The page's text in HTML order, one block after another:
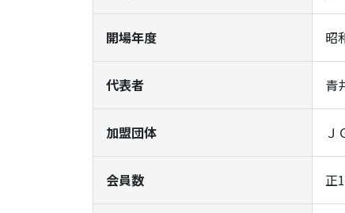
開場年度 昭
代表者 青
加盟団体 Ｊ
会員数 正